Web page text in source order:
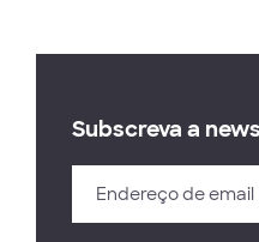
Subscreva a